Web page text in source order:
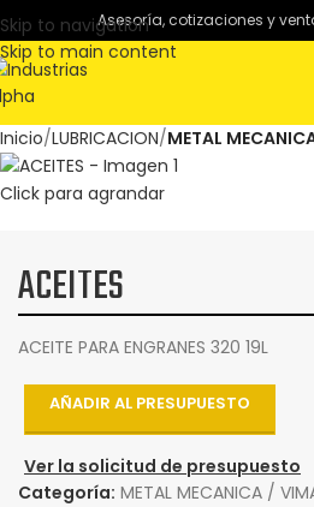
Skip to navigation
Skip to main content
Asesoría, cotizaciones y
Inicio LUBRICACION METAL
Click para agrandar
ACEITES
ACEITE PARA ENGRANES 320 19L
AÑADIR AL PRESUPUESTO
Ver la solicitud de presupuesto
Categoría: METAL MECANICA /